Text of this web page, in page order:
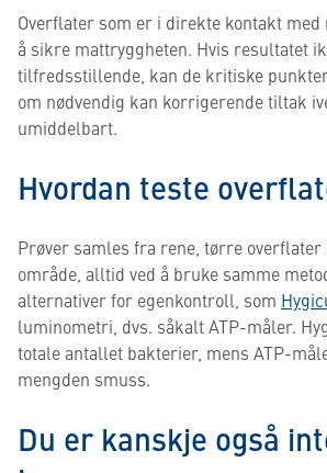
Overflater som er i direkte kontakt
å sikre mattryggheten. Hvis resultatet
tilfredsstillende, kan de kritiske
om nødvendig kan korrigerende tiltak
umiddelbart.
Hvordan teste
Prøver samles fra rene, tørre overflater
område, alltid ved å bruke samme
alternativer for egenkontroll, som
luminometri, dvs. såkalt ATP-måler.
totale antallet bakterier, mens ATP-
mengden smuss.
Du er kanskje også